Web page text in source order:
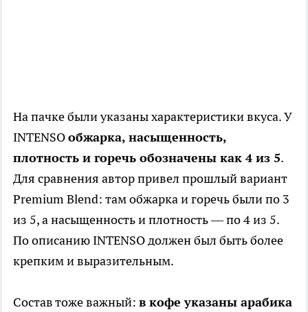
На пачке были указаны характеристики вкуса. У
INTENSOобжарка, насыщенность,
плотность и горечь обозначены как 4 из 5.
Для сравнения автор привел прошлый вариант
Premium Blend: там обжарка и горечь были по 3
из 5, а насыщенность и плотность — по 4 из 5.
По описанию INTENSO должен был быть более
крепким и выразительным.
Состав тоже важный: в кофе указаны арабика